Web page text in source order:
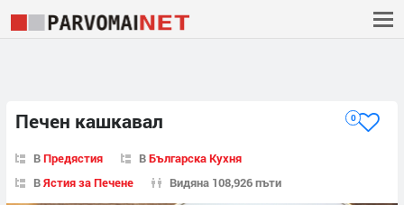
Печен кашкавал 0
ВПредястия ВБългарска Кухня
ВЯстия за Печене Видяна 108,926 пъти